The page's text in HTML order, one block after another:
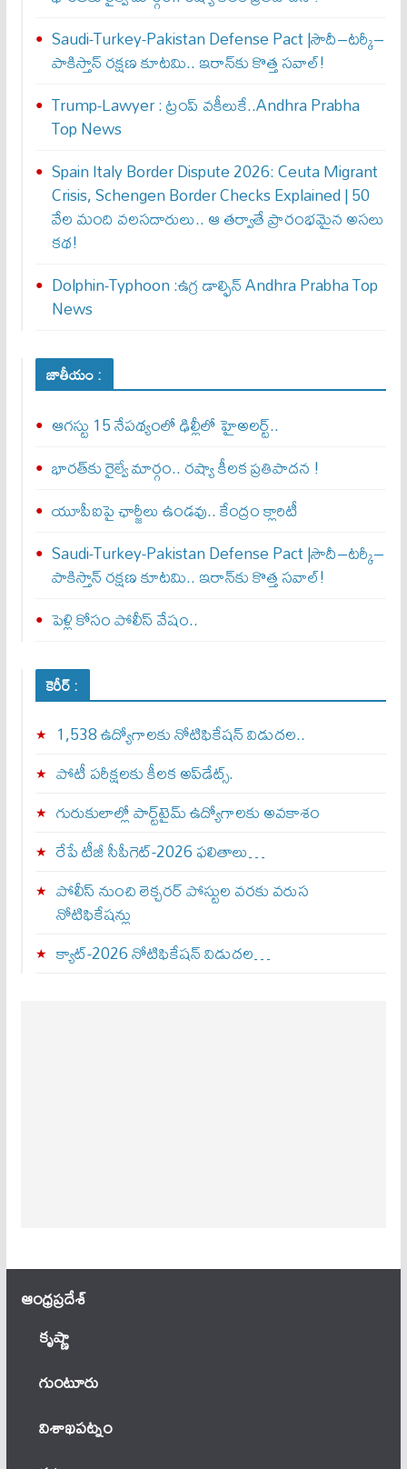
Saudi-Turkey-Pakistan Defense Pact |సౌదీ–టర్కీ–
పాకిస్తాన్ రక్షణ కూటమి.. ఇరాన్‌కు కొత్త సవాల్!
Trump-Lawyer : ట్రంప్ వ‌కీలుకే..Andhra Prabha
Top News
Spain Italy Border Dispute 2026: Ceuta Migrant
Crisis, Schengen Border Checks Explained | 50
వేల మంది వలసదారులు.. ఆ తర్వాతే ప్రారంభ‌మైన అసలు
కథ!
Dolphin-Typhoon :ఉగ్ర డాల్ఫిన్ Andhra Prabha Top
News
జాతీయం :
ఆగస్టు 15 నేపథ్యంలో ఢిల్లీలో హైఅలర్ట్..
భారత్‌కు రైల్వే మార్గం.. రష్యా కీలక ప్రతిపాదన !
యూపీఐపై ఛార్జీలు ఉండవు.. కేంద్రం క్లారిటీ
Saudi-Turkey-Pakistan Defense Pact |సౌదీ–టర్కీ–
పాకిస్తాన్ రక్షణ కూటమి.. ఇరాన్‌కు కొత్త సవాల్!
పెళ్లి కోసం పోలీస్ వేషం..
కెరీర్ :
1,538 ఉద్యోగాలకు నోటిఫికేషన్ విడుదల..
పోటీ పరీక్షలకు కీలక అప్‌డేట్స్.
గురుకులాల్లో పార్ట్‌టైమ్ ఉద్యోగాలకు అవకాశం
రేపే టీజీ సీపీగెట్‌-2026 ఫలితాలు…
పోలీస్ నుంచి లెక్చరర్ పోస్టుల వరకు వరుస
నోటిఫికేషన్లు
క్యాట్-2026 నోటిఫికేషన్ విడుదల…
ఆంధ్ర‌ప్ర‌దేశ్
కృష్ణా
గుంటూరు
విశాఖపట్నం